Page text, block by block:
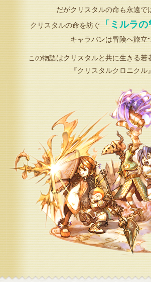
だがクリスタルの命も永遠で
クリスタルの命を紡ぐ「ミルラの
キャラバンは冒険へ旅立
この物語はクリスタルと共に生きる若
『クリスタルクロニクル